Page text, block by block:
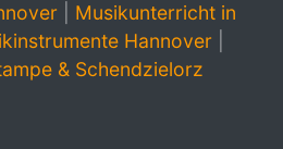
Musikunterricht in
Hannover
& Schendzielorz